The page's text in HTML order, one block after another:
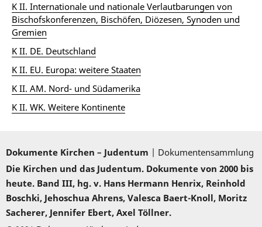
K II. Internationale und nationale Verlautbarungen von
Bischofskonferenzen, Bischöfen, Diözesen, Synoden und
Gremien
K II. DE. Deutschland
K II. EU. Europa: weitere Staaten
K II. AM. Nord- und Südamerika
K II. WK. Weitere Kontinente
Dokumente Kirchen – Judentum | Dokumentensammlung
Die Kirchen und das Judentum. Dokumente von 2000 bis
heute. Band III, hg. v. Hans Hermann Henrix, Reinhold
Boschki, Jehoschua Ahrens, Valesca Baert-Knoll, Moritz
Sacherer, Jennifer Ebert, Axel Töllner.